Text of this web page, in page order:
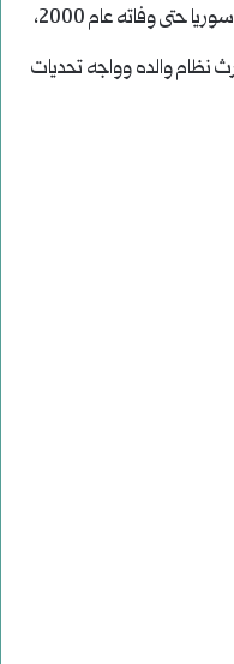
والمحسوبية والفساد. وحكم الأسد سوريا حتى وفاته عام 2000،
نظام والده وواجه تحديات